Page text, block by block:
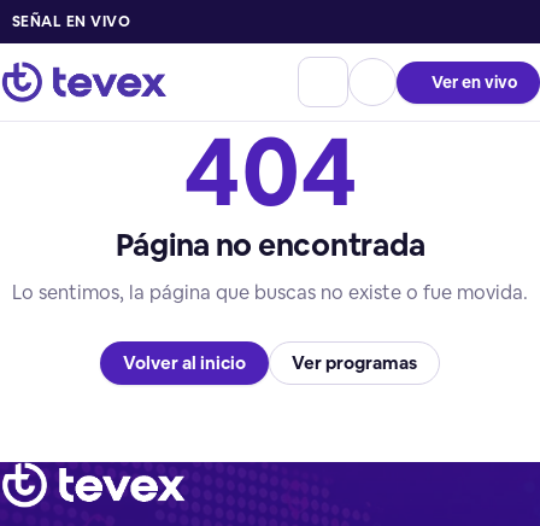
SEÑAL EN VIVO
Ver en vivo
404
Página no encontrada
Lo sentimos, la página que buscas no existe o fue movida.
Volver al inicio Ver programas